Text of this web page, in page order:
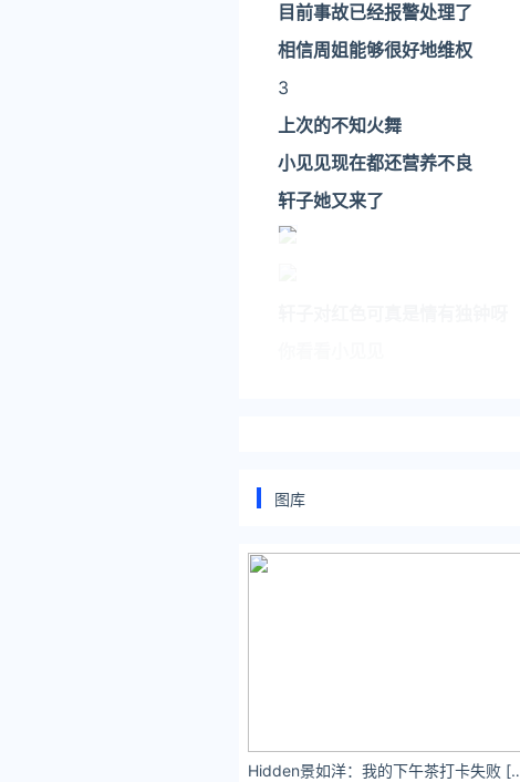
目前事故已经报警处理了
相信周姐能够很好地维权
3
上次的不知火舞
小见见现在都还营养不良
轩子她又来了
图库
Hidden景如洋：我